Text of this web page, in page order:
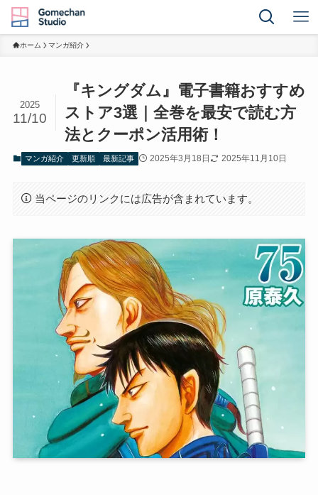
ホーム マンガ紹介
『キングダム』電子書籍おすすめ
ストア3選｜全巻を最安で読む方
法とクーポン活用術！
2025
11/10
マンガ紹介 更新順 最新記事 2025年3月18日 2025年11月10日
当ページのリンクには広告が含まれています。